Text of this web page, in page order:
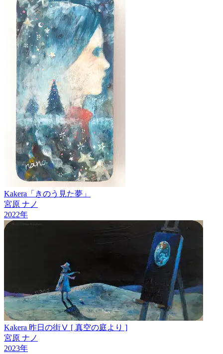
Kakera「きのう見た夢」
宮原 ナノ
2022年
Kakera 昨日の街Ⅴ [ 真空の庭より ]
宮原 ナノ
2023年